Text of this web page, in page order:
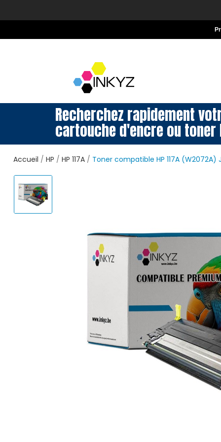
Recherchez rapidement
cartouche d'encre ou toner
Accueil HP HP 117A Toner compatible HP 117A (W2072A)